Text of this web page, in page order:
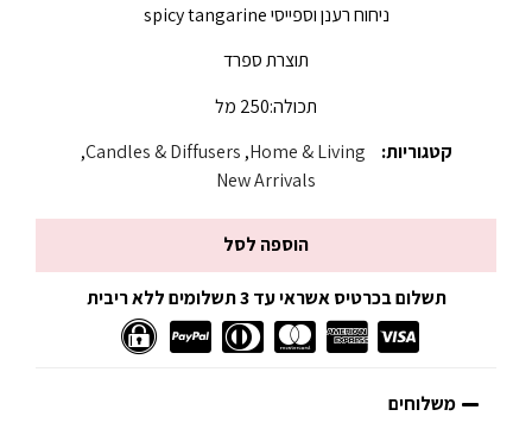
ניחוח רענן וספייסי spicy tangarine
תוצרת ספרד
תכולה:250 מל
קטגוריות:
Home & Living
,
Candles & Diffusers
,
New Arrivals
הוספה לסל
תשלום בכרטיס אשראי עד 3 תשלומים ללא ריבית
משלוחים